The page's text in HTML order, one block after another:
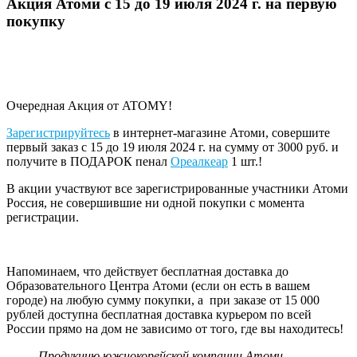
Акция Атоми с 15 до 19 июля 2024 г. на первую
покупку
Очередная Акция от ATOMY!
Зарегистрируйтесь в интернет-магазине Атоми, совершите
первый заказ с 15 до 19 июля 2024 г. на сумму от 3000 руб. и
получите в ПОДАРОК пенал Ореалкеар 1 шт.!
В акции участвуют все зарегистрированные участники Атоми
Россия, не совершившие ни одной покупки с момента
регистрации.
Напоминаем, что действует бесплатная доставка до
Образовательного Центра Атоми (если он есть в вашем
городе) на любую сумму покупки, а при заказе от 15 000
рублей доступна бесплатная доставка курьером по всей
России прямо на дом не зависимо от того, где вы находитесь!